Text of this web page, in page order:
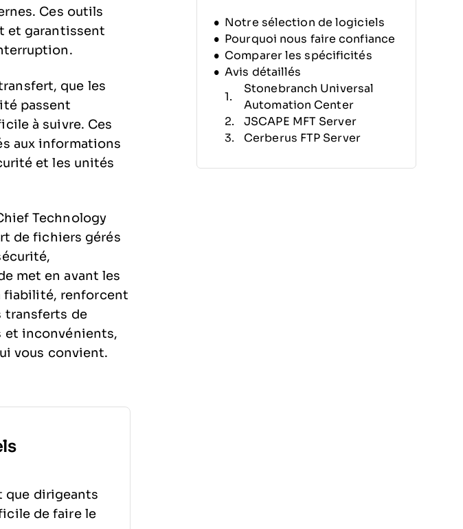
Ces outils
et garantissent
que les
passent
à suivre. Ces
aux informations
et les unités
Technology
de fichiers gérés
met en avant les
fiabilité, renforcent
transferts de
et inconvénients,
vous convient.
que dirigeants
de faire le
Notre sélection de logiciels
Pourquoi nous faire confiance
Comparer les spécificités
Avis détaillés
Stonebranch Universal
Automation Center
JSCAPE MFT Server
Cerberus FTP Server
Cleo